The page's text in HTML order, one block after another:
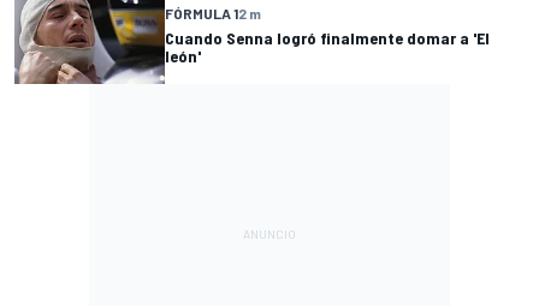
FÓRMULA 12 m
Cuando Senna logró finalmente domar a 'El
león'